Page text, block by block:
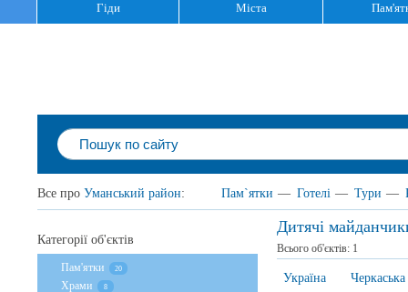
Гіди Міста
Все про Уманський район: Пам`ятки — Готелі — Тури —
Дитячі
Всього об'єктів: 1
Україна Черкаська
Категорії об'єктів
Пам'ятки 20
Храми 8